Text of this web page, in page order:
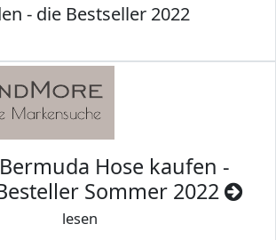
- die Bestseller 2022
Hose kaufen -
Sommer 2022
lesen